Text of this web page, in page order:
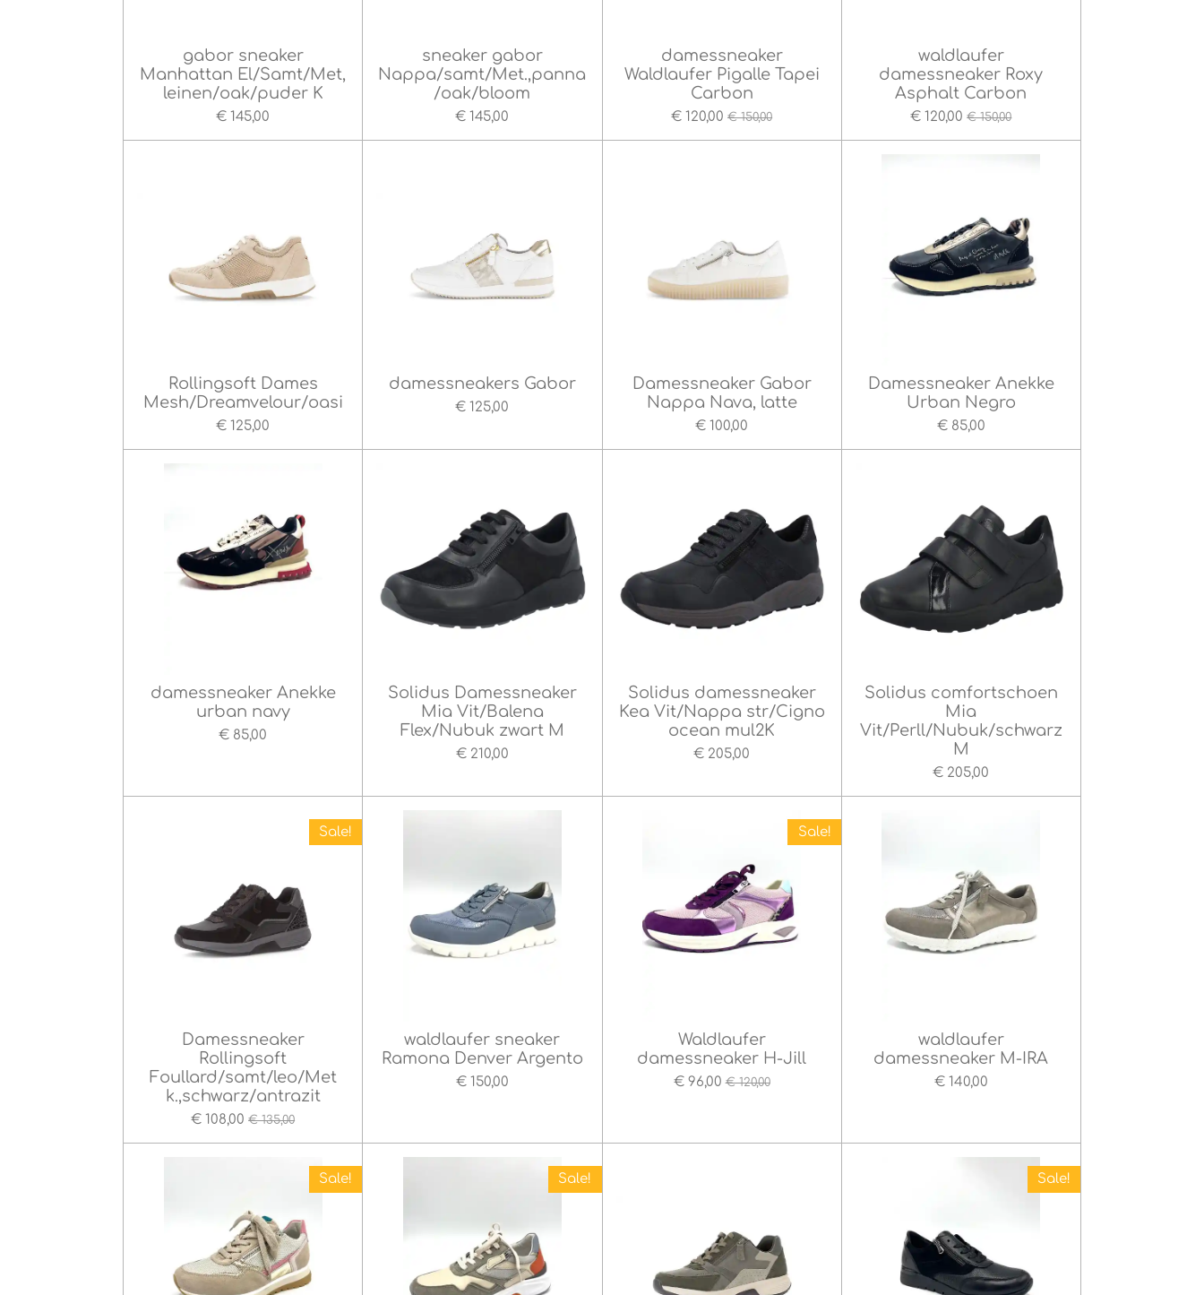
gabor sneaker
Manhattan El/Samt/Met,
leinen/oak/puder K
€ 145,00
sneaker gabor
Nappa/samt/Met.,panna
/oak/bloom
€ 145,00
damessneaker
Waldlaufer Pigalle Tapei
Carbon
€ 120,00 € 150,00
waldlaufer
damessneaker Roxy
Asphalt Carbon
€ 120,00 € 150,00
Rollingsoft Dames
Mesh/Dreamvelour/oasi
€ 125,00
damessneakers Gabor
€ 125,00
Damessneaker Gabor
Nappa Nava, latte
€ 100,00
Damessneaker Anekke
Urban Negro
€ 85,00
damessneaker Anekke
urban navy
€ 85,00
Solidus Damessneaker
Mia Vit/Balena
Flex/Nubuk zwart M
€ 210,00
Solidus damessneaker
Kea Vit/Nappa str/Cigno
ocean mul2K
€ 205,00
Solidus comfortschoen
Mia
Vit/Perll/Nubuk/schwarz
M
€ 205,00
Sale!
Damessneaker
Rollingsoft
Foullard/samt/leo/Met
k.,schwarz/antrazit
€ 108,00 € 135,00
waldlaufer sneaker
Ramona Denver Argento
€ 150,00
Sale!
Waldlaufer
damessneaker H-Jill
€ 96,00 € 120,00
waldlaufer
damessneaker M-IRA
€ 140,00
Sale! Sale! Sale!